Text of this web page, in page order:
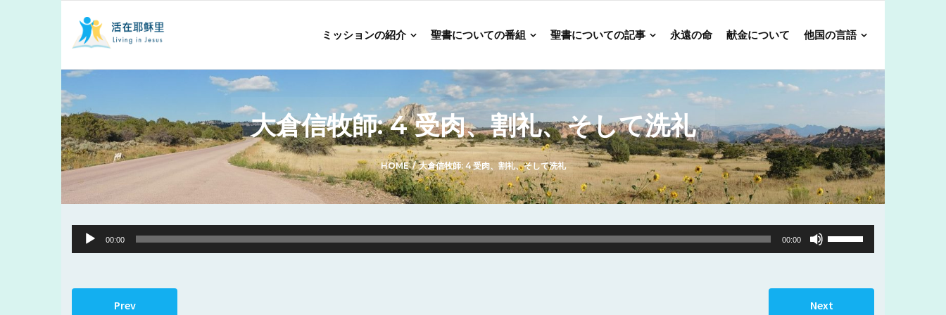
ミッションの紹介 聖書についての番組 聖書についての記事 永遠の命 献金について 他国の言語
大倉信牧師: 4 受肉、割礼、そして洗礼
HOME/大倉信牧師: 4 受肉、割礼、そして洗礼
Audio
Player
00:00 00:00
Use
Up/Down
to
Prev Next